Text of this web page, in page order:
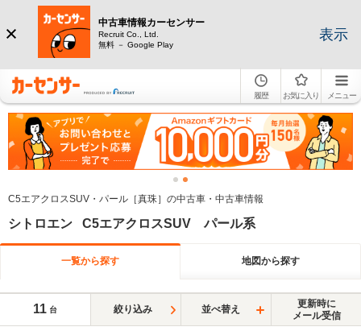
中古車情報カーセンサー
Recruit Co., Ltd.
無料 － Google Play
表示
履歴 お気に入り メニュー
C5エアクロスSUV・パール［真珠］の中古車・中古車情報
シトロエン C5エアクロスSUV パール系
一覧から探す 地図から探す
11 台 絞り込み 並べ替え
更新時に
メール受信